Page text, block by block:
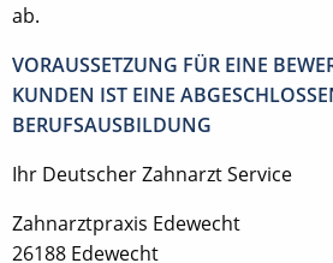
ab.
VORAUSSETZUNG FÜR EINE
KUNDEN IST EINE
BERUFSAUSBILDUNG
Ihr Deutscher Zahnarzt Service
Zahnarztpraxis Edewecht
26188 Edewecht